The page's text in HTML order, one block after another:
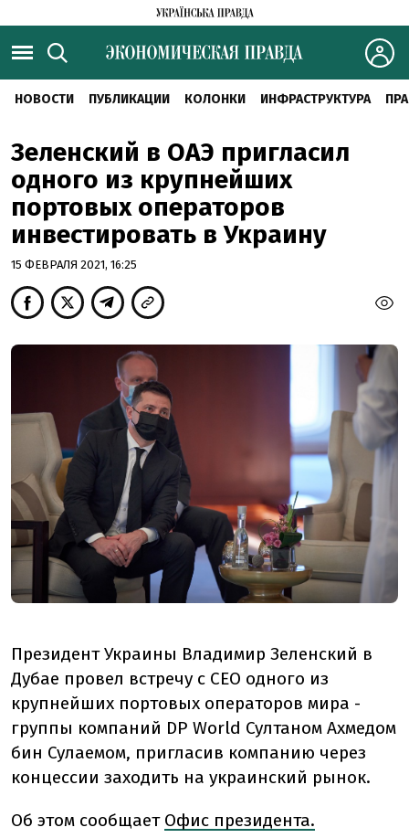
НОВОСТИ ПУБЛИКАЦИИ КОЛОНКИ ИНФРАСТРУКТУРА
Зеленский в ОАЭ пригласил
одного из крупнейших
портовых операторов
инвестировать в Украину
15 ФЕВРАЛЯ 2021, 16:25
Президент Украины Владимир Зеленский в
Дубае провел встречу с CEO одного из
крупнейших портовых операторов мира -
группы компаний DP World Султаном Ахмедом
бин Сулаемом, пригласив компанию через
концессии заходить на украинский рынок.
Об этом сообщает Офис президента.